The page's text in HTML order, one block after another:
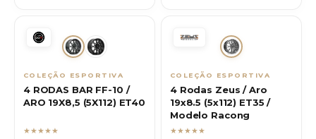
COLEÇÃO ESPORTIVA
4 RODAS BAR FF-10 /
ARO 19X8,5 (5X112) ET40
★★★★★
COLEÇÃO ESPORTIVA
4 Rodas Zeus / Aro
19x8.5 (5x112) ET35 /
Modelo Racong
★★★★★